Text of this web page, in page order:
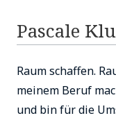
Pascale
Raum schaffen.
meinem Beruf
und bin für die